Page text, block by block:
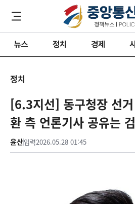
뉴스 정치 경제
정치
[6.3지선] 동구청장 선
환 측 언론기사 공유는
윤산입력2026.05.28 01:45